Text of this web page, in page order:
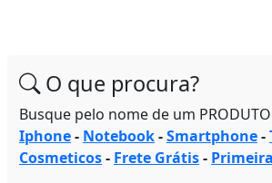
O que procura?
Busque pelo nome de um
Iphone- Notebook-Smartphone-
Cosmeticos- Frete Grátis-